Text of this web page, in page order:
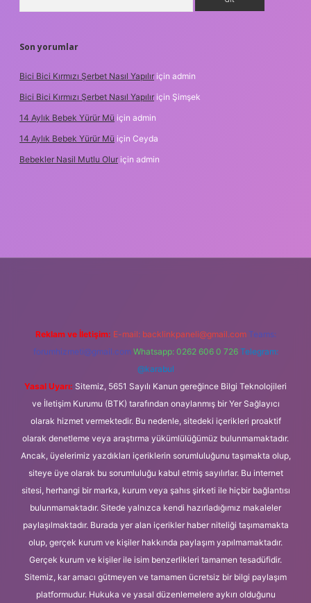
Son yorumlar
Bici Bici Kırmızı Şerbet Nasıl Yapılır için admin
Bici Bici Kırmızı Şerbet Nasıl Yapılır için Şimşek
14 Aylık Bebek Yürür Mü için admin
14 Aylık Bebek Yürür Mü için Ceyda
Bebekler Nasil Mutlu Olur için admin
Reklam ve İletişim: E-mail: backlinkpaneli@gmail.com Teams:
forumhizmeti@gmail.com Whatsapp: 0262 606 0 726 Telegram:
@karabul
Yasal Uyarı: Sitemiz, 5651 Sayılı Kanun gereğince Bilgi Teknolojileri
ve İletişim Kurumu (BTK) tarafından onaylanmış bir Yer Sağlayıcı
olarak hizmet vermektedir. Bu nedenle, sitedeki içerikleri proaktif
olarak denetleme veya araştırma yükümlülüğümüz bulunmamaktadır.
Ancak, üyelerimiz yazdıkları içeriklerin sorumluluğunu taşımakta olup,
siteye üye olarak bu sorumluluğu kabul etmiş sayılırlar. Bu internet
sitesi, herhangi bir marka, kurum veya şahıs şirketi ile hiçbir bağlantısı
bulunmamaktadır. Sitede yalnızca kendi hazırladığımız makaleler
paylaşılmaktadır. Burada yer alan içerikler haber niteliği taşımamakta
olup, gerçek kurum ve kişiler hakkında paylaşım yapılmamaktadır.
Gerçek kurum ve kişiler ile isim benzerlikleri tamamen tesadüfidir.
Sitemiz, kar amacı gütmeyen ve tamamen ücretsiz bir bilgi paylaşım
platformudur. Hukuka ve yasal düzenlemelere aykırı olduğunu